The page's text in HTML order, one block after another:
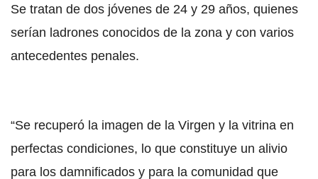
Se tratan de dos jóvenes de 24 y 29 años, quienes
serían ladrones conocidos de la zona y con varios
antecedentes penales.
“Se recuperó la imagen de la Virgen y la vitrina en
perfectas condiciones, lo que constituye un alivio
para los damnificados y para la comunidad que